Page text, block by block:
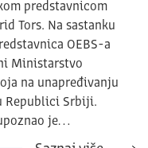
predstavnicom
Tors. Na sastanku
OEBS-a
Ministarstvo
na unapređivanju
Republici Srbiji.
je…